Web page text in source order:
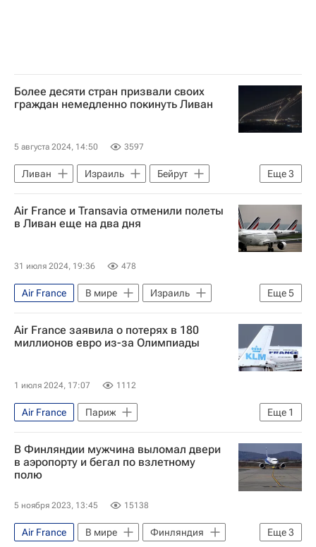
Более десяти стран призвали своих
граждан немедленно покинуть Ливан
5 августа 2024, 14:50 3597
Еще3
Ливан Израиль
Бейрут
Хезболла
ХАМАС
Air France и Transavia отменили полеты
в Ливан еще на два дня
31 июля 2024, 19:36 478
Еще5
Air France В мире
Израиль
Бейрут
Ливан
Хезболла
Royal Jordanian Airlines
Air France заявила о потерях в 180
миллионов евро из-за Олимпиады
1 июля 2024, 17:07 1112
Еще 1
Air France
Париж
Летние Олимпийские игры 2024
В Финляндии мужчина выломал двери
в аэропорту и бегал по взлетному
полю
5 ноября 2023, 13:45 15138
Еще3
Air France В мире
Финляндия